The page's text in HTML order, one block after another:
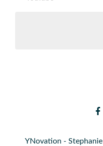
YNovation -